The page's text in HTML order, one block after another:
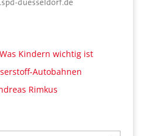
Kindern wichtig ist
Autobahnen
Rimkus